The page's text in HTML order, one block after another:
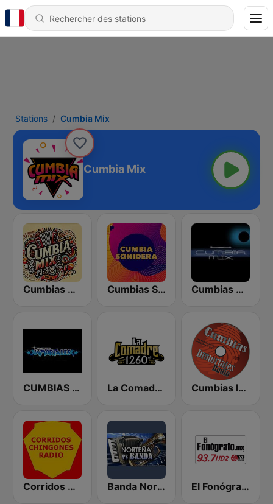
Stations Cumbia Mix
Cumbia Mix
Cumbias Mix Cumbias Sonideras DJec Cumbias Mezcladas
CUMBIAS INMORTALES MIX RADIO La Comadre 1260 AM Cumbias Inmortales Radio
Corridos Chingones Radio Banda Norteña El Fonógrafo HD2